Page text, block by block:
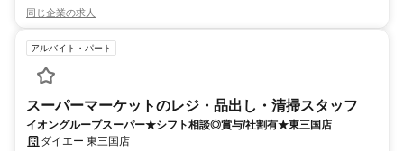
同じ企業の求人
アルバイト・パート
スーパーマーケットのレジ・品出し・清掃スタッフ
イオングループスーパー★シフト相談◎賞与/社割有★東三国店
ダイエー 東三国店